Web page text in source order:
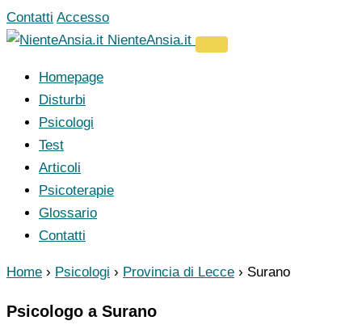
Vai
al
Contatti Accesso
NienteAnsia.it
Homepage
Disturbi
Psicologi
Test
Articoli
Psicoterapie
Glossario
Contatti
Home › Psicologi › Provincia di Lecce › Surano
Psicologo a Surano